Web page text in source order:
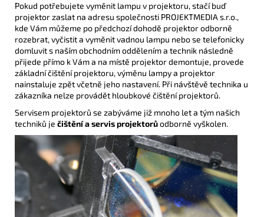
Pokud potřebujete vyměnit lampu v projektoru, stačí buď
projektor zaslat na adresu společnosti PROJEKTMEDIA s.r.o.,
kde Vám můžeme po předchozí dohodě projektor odborně
rozebrat, vyčistit a vyměnit vadnou lampu nebo se telefonicky
domluvit s naším obchodním oddělením a technik následně
přijede přímo k Vám a na místě projektor demontuje, provede
základní čištění projektoru, výměnu lampy a projektor
nainstaluje zpět včetně jeho nastavení. Při návštěvě technika u
zákazníka nelze provádět hloubkové čištění projektorů.
Servisem projektorů se zabýváme již mnoho let a tým našich
techniků je čištění a servis projektorůodborně vyškolen.